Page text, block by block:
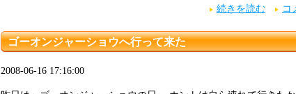
続きを読む コ
ゴーオンジャーショウへ行って来た
2008-06-16 17:16:00